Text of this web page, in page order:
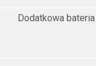
Dodatkowa bateria